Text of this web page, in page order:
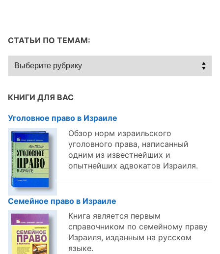
СТАТЬИ ПО ТЕМАМ:
Статьи
по
КНИГИ ДЛЯ ВАС
Уголовное право в Израиле
Обзор норм израильского
уголовного права, написанный
одним из известнейших и
опытнейших адвокатов Израиля.
Семейное право в Израиле
Книга является первым
справочником по семейному праву
Израиля, изданным на русском
языке.